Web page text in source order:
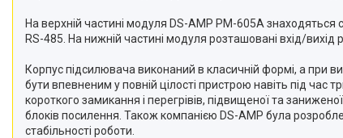
На верхній частині модуля DS-AMP PM-605A знаходяться
RS-485. На нижній частині модуля розташовані вхід/
Корпус підсилювача виконаний в класичній формі, а при
бути впевненим у повній цілості пристрою навіть під час
короткого замикання і перегрівів, підвищеної та
блоків посилення. Також компанією DS-AMP була
стабільності роботи.